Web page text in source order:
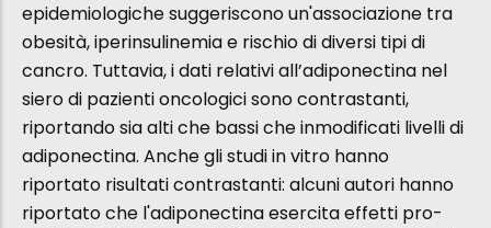
epidemiologiche suggeriscono un'associazione tra
obesità, iperinsulinemia e rischio di diversi tipi di
cancro. Tuttavia, i dati relativi all’adiponectina nel
siero di pazienti oncologici sono contrastanti,
riportando sia alti che bassi che inmodificati livelli di
adiponectina. Anche gli studi in vitro hanno
riportato risultati contrastanti: alcuni autori hanno
riportato che l'adiponectina esercita effetti pro-